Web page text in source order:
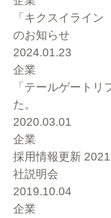
「キクスイライ
のお知らせ
2024.01.23
企業
「テールゲート
た。
2020.03.01
企業
採用情報更新
社説明会
2019.10.04
企業